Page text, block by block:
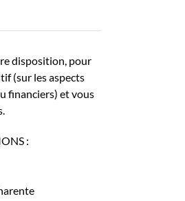
disposition, pour
(sur les aspects
financiers) et vous
: